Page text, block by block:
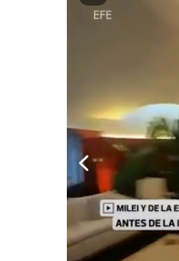
Condiciones